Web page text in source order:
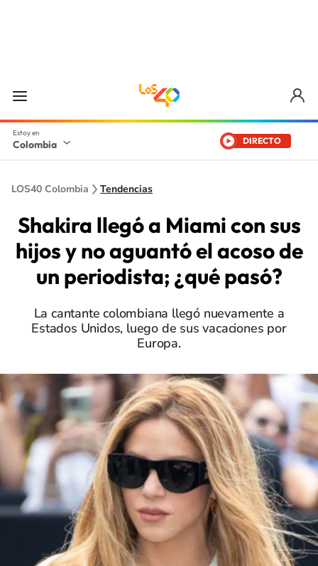
Colombia DIRECTO
LOS40 Colombia Tendencias
Shakira llegó a Miami con sus
hijos y no aguantó el acoso de
un periodista; ¿qué pasó?
La cantante colombiana llegó nuevamente a
Estados Unidos, luego de sus vacaciones por
Europa.